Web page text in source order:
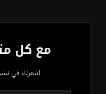
مع كل
اشترك في